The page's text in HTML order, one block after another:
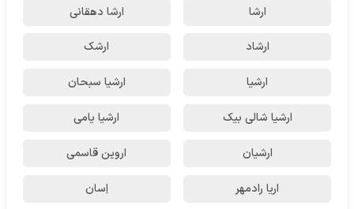
ارشا ارشا دهقانی
ارشاد ارشک
ارشیا ارشیا سبحان
ارشیا شالی بیک ارشیا یامی
ارشیان اروین قاسمی
اریا رادمهر اِسان